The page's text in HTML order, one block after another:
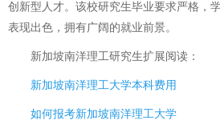
创新型人才。该校研究生毕业要求严格，
表现出色，拥有广阔的就业前景。
新加坡南洋理工研究生扩展阅读：
新加坡南洋理工大学本科费用
如何报考新加坡南洋理工大学